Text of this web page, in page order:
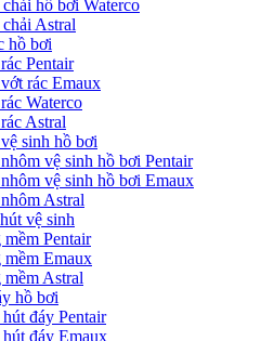
hồ bơi Waterco
Astral
hồ bơi
Pentair
rác Emaux
Waterco
Astral
sinh hồ bơi
vệ sinh hồ bơi Pentair
nhôm vệ sinh hồ bơi Emaux
Astral
vệ sinh
mềm Pentair
mềm Emaux
mềm Astral
hồ bơi
đáy Pentair
đáy Emaux